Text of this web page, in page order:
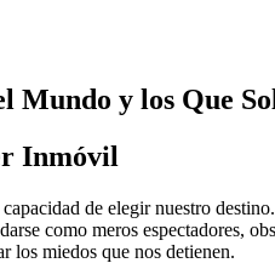
Mundo y los Que
Inmóvil
de elegir nuestro
como meros espectadores,
los miedos que nos detienen.